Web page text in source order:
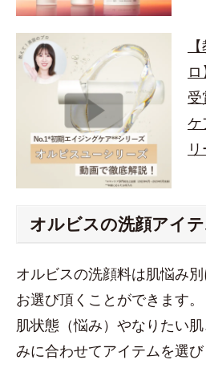
ケ
オルビスの洗顔アイ
オルビスの洗顔料は肌悩み
お選び頂くことができます。
肌状態（悩み）やなりたい
みに合わせてアイテムを選び